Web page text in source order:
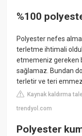
%100
Polyester nefes
terletme ihtimali
etmemeniz gereken
sağlamaz. Bundan
terletir ve teri emmez.
Kaynak kaldırma
trendyol.com
Polyester